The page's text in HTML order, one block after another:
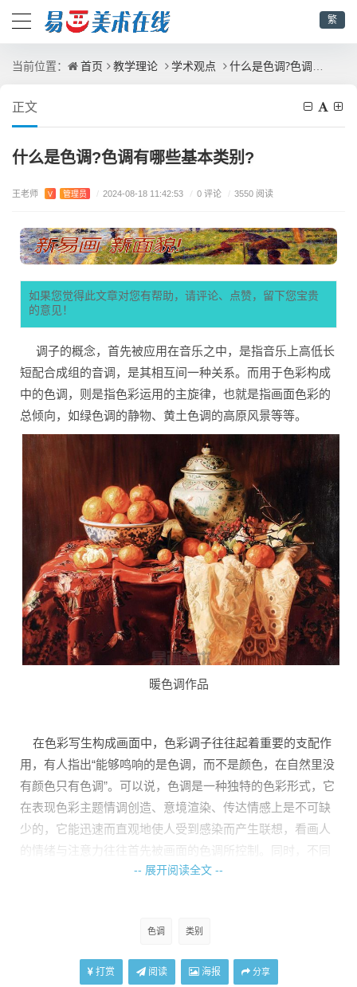
繁
当前位置： 首页 教学理论 学术观点 什么是色调?色调有哪些基本类别?
正文
什么是色调?色调有哪些基本类别?
王老师 V 管理员 / 2024-08-18 11:42:53 / 0 评论 / 3550 阅读
如果您觉得此文章对您有帮助，请评论、点赞，留下您宝贵
的意见！
调子的概念，首先被应用在音乐之中，是指音乐上高低长
短配合成组的音调，是其相互间一种关系。而用于色彩构成
中的色调，则是指色彩运用的主旋律，也就是指画面色彩的
总倾向，如绿色调的静物、黄土色调的高原风景等等。
暖色调作品
在色彩写生构成画面中，色彩调子往往起着重要的支配作
用，有人指出“能够鸣响的是色调，而不是颜色，在自然里没
有颜色只有色调”。可以说，色调是一种独特的色彩形式，它
在表现色彩主题情调创造、意境渲染、传达情感上是不可缺
少的，它能迅速而直观地使人受到感染而产生联想，看画人
的情绪与注意力往往首先被画面的色调所控制。同时，不同
色调画面往往会给人以不同感受和不同情调意境。所以掌握
色彩构成中的色调种类很多，在此我们尽可能全面地介绍
给大家，使之能理解与掌握。当然这种调子的分类是相对而
-- 展开阅读全文 --
色调 类别
打赏 阅读 海报 分享